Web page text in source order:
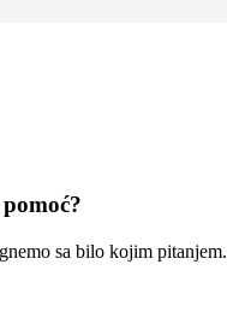
sa bilo kojim pitanjem.